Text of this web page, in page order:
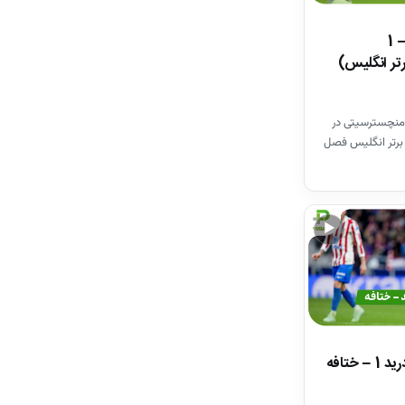
خلاصه بازی وستهم 1 – 1
انگلیس)
در
انگلیس فصل
▶
خلاصه بازی اتلتیکومادرید 1 – ختافه